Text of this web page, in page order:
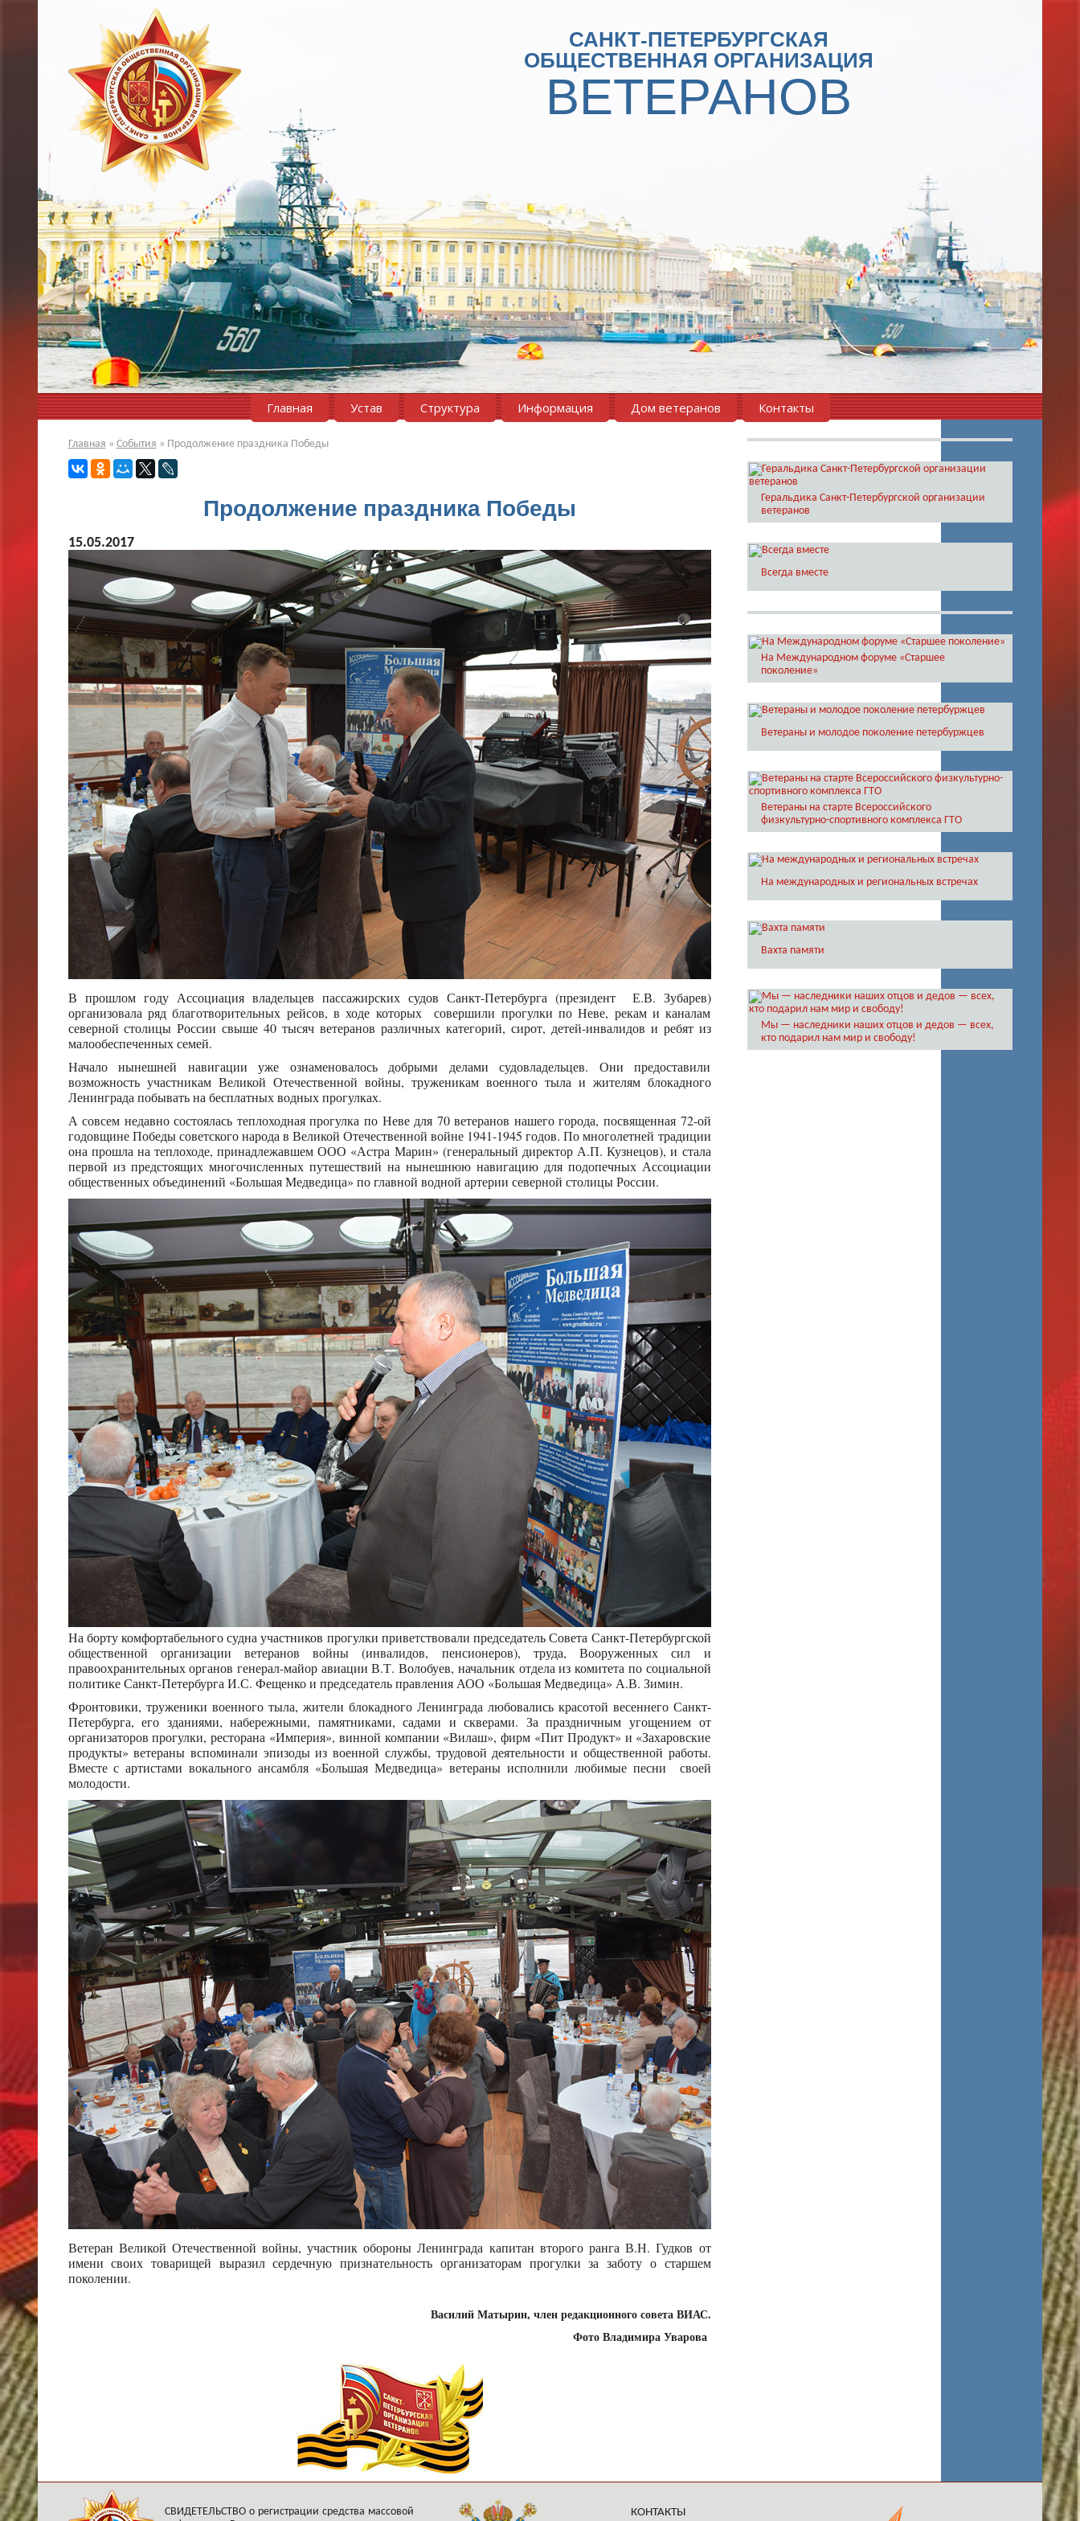
САНКТ-ПЕТЕРБУРГСКАЯ
ОБЩЕСТВЕННАЯ ОРГАНИЗАЦИЯ
ВЕТЕРАНОВ
Главная Устав Структура Информация Дом ветеранов Контакты
Главная » События » Продолжение праздника Победы
Продолжение праздника Победы
15.05.2017
В прошлом году Ассоциация владельцев пассажирских судов Санкт-Петербурга (президент Е.В. Зубарев)
организовала ряд благотворительных рейсов, в ходе которых совершили прогулки по Неве, рекам и каналам
северной столицы России свыше 40 тысяч ветеранов различных категорий, сирот, детей-инвалидов и ребят из
малообеспеченных семей.
Начало нынешней навигации уже ознаменовалось добрыми делами судовладельцев. Они предоставили
возможность участникам Великой Отечественной войны, труженикам военного тыла и жителям блокадного
Ленинграда побывать на бесплатных водных прогулках.
А совсем недавно состоялась теплоходная прогулка по Неве для 70 ветеранов нашего города, посвященная 72-ой
годовщине Победы советского народа в Великой Отечественной войне 1941-1945 годов. По многолетней традиции
она прошла на теплоходе, принадлежавшем ООО «Астра Марин» (генеральный директор А.П. Кузнецов), и стала
первой из предстоящих многочисленных путешествий на нынешнюю навигацию для подопечных Ассоциации
общественных объединений «Большая Медведица» по главной водной артерии северной столицы России.
На борту комфортабельного судна участников прогулки приветствовали председатель Совета Санкт-Петербургской
общественной организации ветеранов войны (инвалидов, пенсионеров), труда, Вооруженных сил и
правоохранительных органов генерал-майор авиации В.Т. Волобуев, начальник отдела из комитета по социальной
политике Санкт-Петербурга И.С. Фещенко и председатель правления АОО «Большая Медведица» А.В. Зимин.
Фронтовики, труженики военного тыла, жители блокадного Ленинграда любовались красотой весеннего Санкт-
Петербурга, его зданиями, набережными, памятниками, садами и скверами. За праздничным угощением от
организаторов прогулки, ресторана «Империя», винной компании «Вилаш», фирм «Пит Продукт» и «Захаровские
продукты» ветераны вспоминали эпизоды из военной службы, трудовой деятельности и общественной работы.
Вместе с артистами вокального ансамбля «Большая Медведица» ветераны исполнили любимые песни своей
молодости.
Ветеран Великой Отечественной войны, участник обороны Ленинграда капитан второго ранга В.Н. Гудков от
имени своих товарищей выразил сердечную признательность организаторам прогулки за заботу о старшем
поколении.
Василий Матырин, член редакционного совета ВИАС.
Фото Владимира Уварова
Геральдика Санкт-Петербургской организации
ветеранов
Всегда вместе
На Международном форуме «Старшее
поколение»
Ветераны и молодое поколение петербуржцев
Ветераны на старте Всероссийского
физкультурно-спортивного комплекса ГТО
На международных и региональных встречах
Вахта памяти
Мы — наследники наших отцов и дедов — всех,
кто подарил нам мир и свободу!
СВИДЕТЕЛЬСТВО о регистрации средства массовой
КОНТАКТЫ